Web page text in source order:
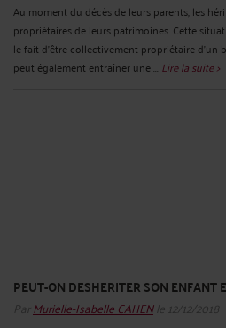
Au moment du décès de leurs parents, les
propriétaires de leurs patrimoines. Cette
le fait d’être collectivement propriétaire
peut également entraîner une ... Lire la suite >
PEUT-ON DESHERITER SON ENFANT
Par Murielle-Isabelle CAHENle 12/12/2018